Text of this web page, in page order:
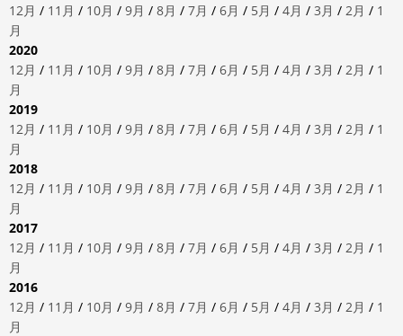
12月 / 11月 / 10月 / 9月 / 8月 / 7月 / 6月 / 5月 / 4月 / 3月 / 2月 / 1
月
2020
12月 / 11月 / 10月 / 9月 / 8月 / 7月 / 6月 / 5月 / 4月 / 3月 / 2月 / 1
月
2019
12月 / 11月 / 10月 / 9月 / 8月 / 7月 / 6月 / 5月 / 4月 / 3月 / 2月 / 1
月
2018
12月 / 11月 / 10月 / 9月 / 8月 / 7月 / 6月 / 5月 / 4月 / 3月 / 2月 / 1
月
2017
12月 / 11月 / 10月 / 9月 / 8月 / 7月 / 6月 / 5月 / 4月 / 3月 / 2月 / 1
月
2016
12月 / 11月 / 10月 / 9月 / 8月 / 7月 / 6月 / 5月 / 4月 / 3月 / 2月 / 1
月